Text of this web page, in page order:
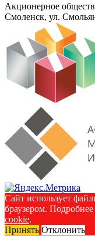
Акционерное
Смоленск, ул.
Сайт использует
браузером.
cookie.
Принять Отклонить